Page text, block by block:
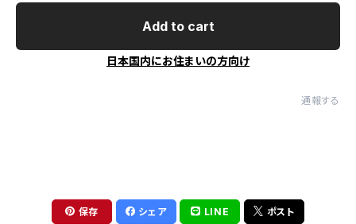
Add to cart
日本国内にお住まいの方向け
通報する
保存 シェア LINE ポスト